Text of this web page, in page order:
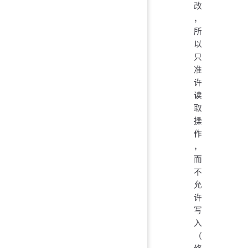
改
，
所
以
只
准
许
读
取
操
作
，
而
不
允
许
写
入
（